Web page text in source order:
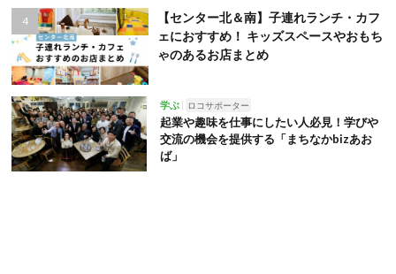
【センター北＆南】子連れランチ・カフ
ェにおすすめ！ キッズスペースやおもち
ゃのあるお店まとめ
学ぶ ロコサポーター
起業や趣味を仕事にしたい人必見！学びや
交流の機会を提供する「まちなかbizあお
ば」